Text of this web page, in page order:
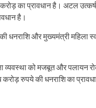
का प्रावधान है। अटल
है।
की धनराशि और मुख्यमंत्री
व्यवस्था को मजबूत और पलायन
करोड़ रुपये की धनराशि का